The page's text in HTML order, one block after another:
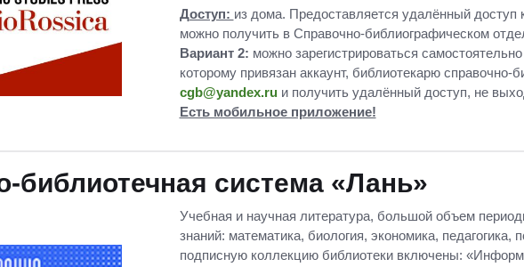
Доступ: из дома. Предоставляется удалённый доступ
можно получить в Справочно-библиографическом
Вариант 2: можно зарегистрироваться
которому привязан аккаунт, библиотекарю справочно-
cgb@yandex.ruи получить удалённый доступ, не
Есть мобильное приложение!
библиотечная система «Лань»
Учебная и научная литература, большой объем
знаний: математика, биология, экономика, педагогика,
подписную коллекцию библиотеки включены: